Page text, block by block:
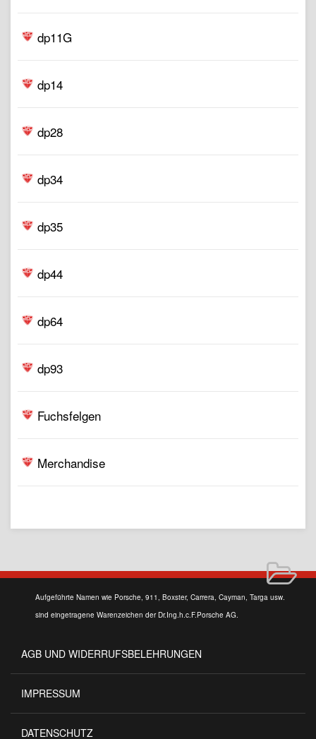
dp11G
dp14
dp28
dp34
dp35
dp44
dp64
dp93
Fuchsfelgen
Merchandise
Aufgeführte Namen wie Porsche, 911, Boxster, Carrera, Cayman, Targa usw.
sind eingetragene Warenzeichen der Dr.Ing.h.c.F.Porsche AG.
AGB UND WIDERRUFSBELEHRUNGEN
IMPRESSUM
DATENSCHUTZ